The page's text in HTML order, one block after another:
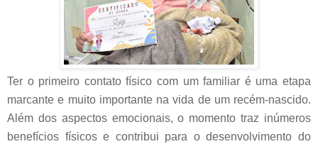
Ter o primeiro contato físico com um familiar é uma etapa
marcante e muito importante na vida de um recém-nascido.
Além dos aspectos emocionais, o momento traz inúmeros
benefícios físicos e contribui para o desenvolvimento do